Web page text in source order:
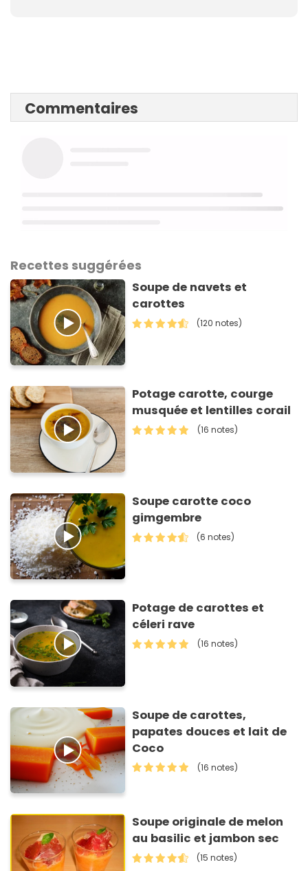
Commentaires
Recettes suggérées
Soupe de navets et
carottes
(120 notes)
Potage carotte, courge
musquée et lentilles corail
(16 notes)
Soupe carotte coco
gimgembre
(6 notes)
Potage de carottes et
céleri rave
(16 notes)
Soupe de carottes,
papates douces et lait de
Coco
(16 notes)
Soupe originale de melon
au basilic et jambon sec
(15 notes)